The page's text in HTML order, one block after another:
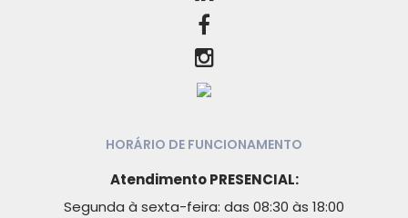
HORÁRIO DE FUNCIONAMENTO
Atendimento PRESENCIAL:
Segunda à sexta-feira: das 08:30 às 18:00